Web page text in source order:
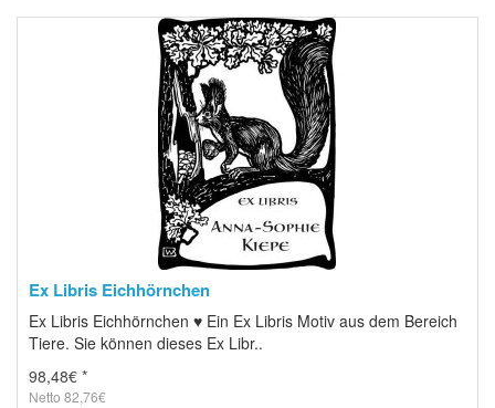
Ex Libris Eichhörnchen
Ex Libris Eichhörnchen ♥ Ein Ex Libris Motiv aus dem Bereich
Tiere. Sie können dieses Ex Libr..
98,48€ *
Netto 82,76€